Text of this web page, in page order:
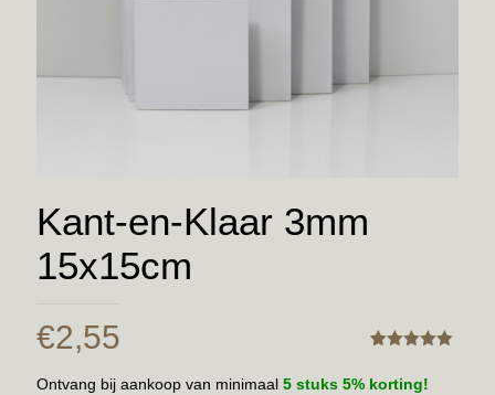
Kant-en-Klaar 3mm
15x15cm
€2,55
Ontvang bij aankoop van minimaal 5 stuks 5% korting!